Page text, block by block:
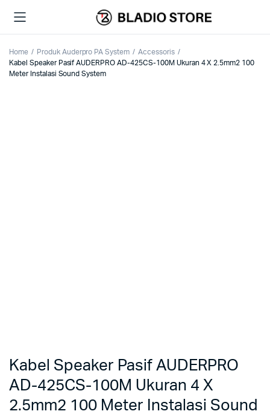
Home Produk Auderpro PA System
Accessoris
Kabel Speaker Pasif AUDERPRO AD-425CS-100M Ukuran 4 X 2.5mm2 100
Meter Instalasi Sound System
Kabel Speaker Pasif AUDERPRO
AD-425CS-100M Ukuran 4 X
2.5mm2 100 Meter Instalasi Sound